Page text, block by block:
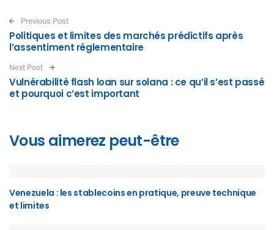
Post navigation
Previous Post
Politiques et limites des marchés prédictifs après
l’assentiment réglementaire
Next Post
Vulnérabilité flash loan sur solana : ce qu’il s’est passé
et pourquoi c’est important
Vous aimerez peut-être
Venezuela : les stablecoins en pratique, preuve technique
et limites